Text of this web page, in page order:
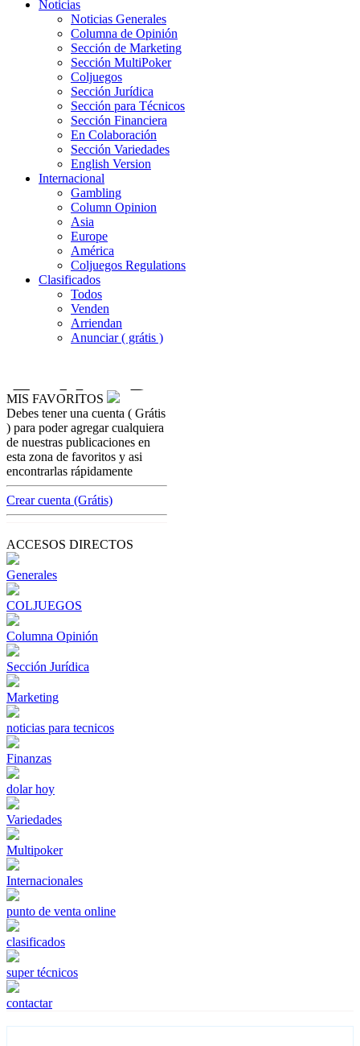
Noticias
Noticias Generales
Columna de Opinión
Sección de Marketing
Sección MultiPoker
Coljuegos
Sección Jurídica
Sección para Técnicos
Sección Financiera
En Colaboración
Sección Variedades
English Version
Internacional
Gambling
Column Opinion
Asia
Europe
América
Coljuegos Regulations
Clasificados
Todos
Venden
Arriendan
Anunciar ( grátis )
marketing-para-casinos
Millennials y por qué este término de
marketing es confuso
[ Cerrar X ]
Advertisement
MIS FAVORITOS
Debes tener una cuenta ( Grátis
) para poder agregar cualquiera
de nuestras publicaciones en
esta zona de favoritos y asi
encontrarlas rápidamente
Crear cuenta (Grátis)
ACCESOS DIRECTOS
Generales
COLJUEGOS
Columna Opinión
Sección Jurídica
Marketing
noticias para tecnicos
Finanzas
dolar hoy
Variedades
Multipoker
Internacionales
punto de venta online
clasificados
super técnicos
contactar